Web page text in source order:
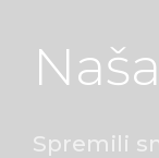
Spremili